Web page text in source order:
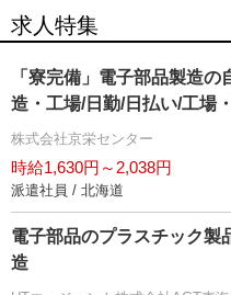
求人特集
「寮完備」電子部品製造
造・工場/日勤/日払い/工場
株式会社京栄センター
時給1,630円～2,038円
派遣社員 / 北海道
電子部品のプラスチック製
造